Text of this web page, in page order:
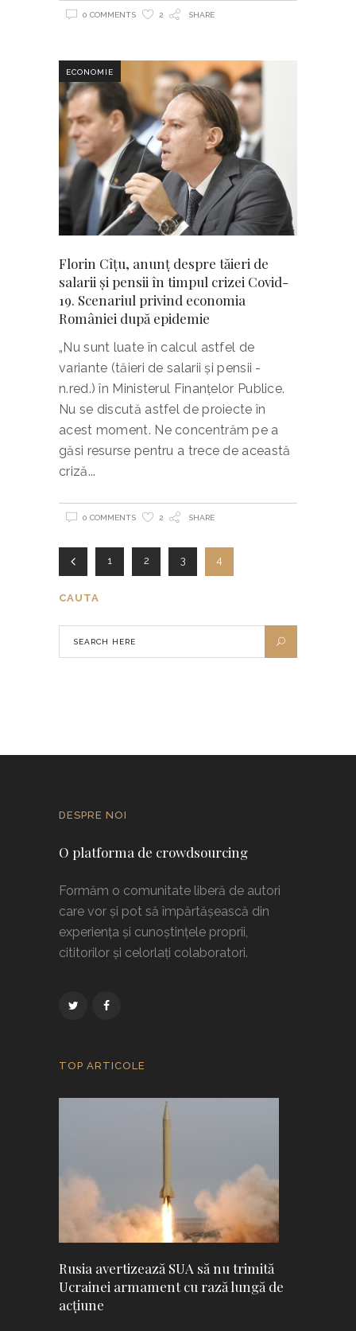
0 COMMENTS 2 SHARE
ECONOMIE
Florin Cîţu, anunţ despre tăieri de
salarii şi pensii în timpul crizei Covid-
19. Scenariul privind economia
României după epidemie
„Nu sunt luate în calcul astfel de
variante (tăieri de salarii şi pensii -
n.red.) în Ministerul Finanţelor Publice.
Nu se discută astfel de proiecte în
acest moment. Ne concentrăm pe a
găsi resurse pentru a trece de această
criză
0 COMMENTS 2 SHARE
1 2 3 4
CAUTA
DESPRE NOI
O platforma de crowdsourcing
Formăm o comunitate liberă de autori
care vor și pot să împărtășească din
experiența și cunoștințele proprii,
cititorilor și celorlați colaboratori.
TOP ARTICOLE
Rusia avertizează SUA să nu trimită
Ucrainei armament cu rază lungă de
acţiune